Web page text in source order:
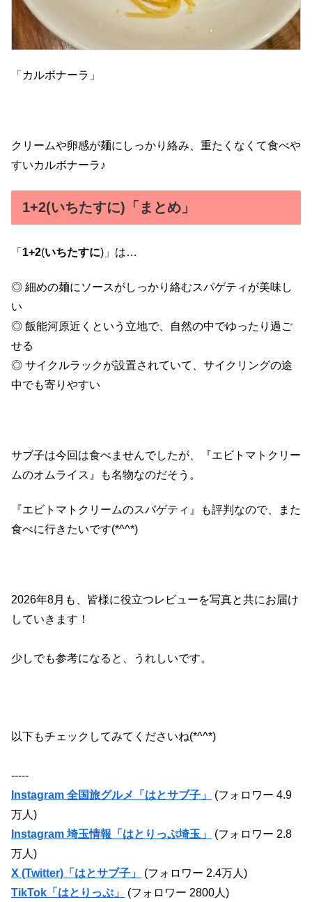
「カルボナーラ」
クリームや卵感が麺にしっかり絡み、重たくなくて食べや
すいカルボナーラ♪
1+2(いちたすに)「まとめ」
「 1+2(いちたすに)」は…
◎ 細めの麺にソースがしっかり絡むスパゲティが美味し
い
◎ 飯能河原近くという立地で、自然の中でゆったり過ご
せる
◎ サイクルラックが設置されていて、サイクリングの途
中でも寄りやすい
サブ子は今回は食べませんでしたが、『エビトマトクリー
ムのオムライス』も名物なのだそう。
『エビトマトクリームのスパゲティ』も評判なので、また
食べに行きたいです(*^^*)
2026年8月も、皆様に役立つレビューを写真と共にお届け
していきます！
少しでも参考になると、うれしいです。
以下もチェックしてみてくださいね(*^^*)
-----
Instagram 全国旅グルメ「はとサブ子」
(フォロワー 4.9
万人)
Instagram 埼玉情報「はとりっぷ埼玉」
(フォロワー 2.8
万人)
X (Twitter)「はとサブ子」
(フォロワー 2.4万人)
TikTok「はとりっぷ」
(フォロワー 2800人)